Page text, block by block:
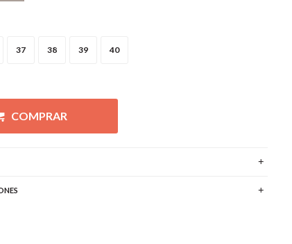
37 38 39 40
COMPRAR